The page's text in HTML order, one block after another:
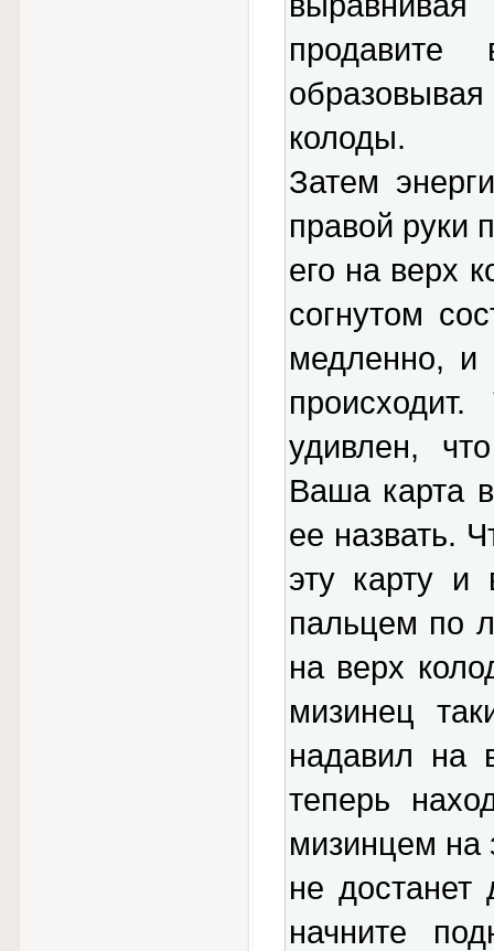
колоды.
Затем
правой руки
его на верх
согнутом
медленно, и
удивлен,
Ваша карта
ее назвать.
эту карту и
пальцем по
на верх
мизинец
надавил на
теперь
мизинцем на
не достанет
начните